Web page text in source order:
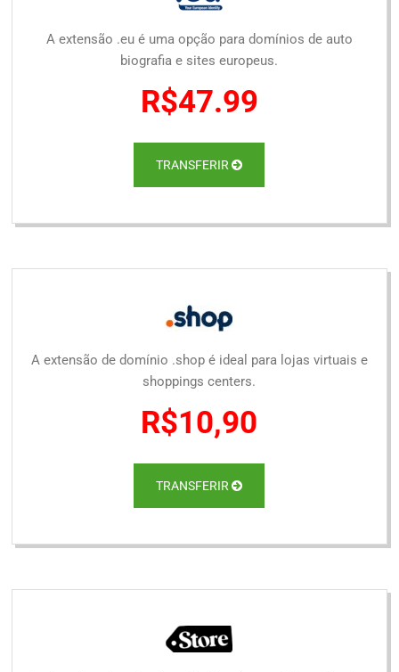
A extensão .eu é uma opção para domínios de auto
biografia e sites europeus.
R$47.99
TRANSFERIR
A extensão de domínio .shop é ideal para lojas virtuais e
shoppings centers.
R$10,90
TRANSFERIR